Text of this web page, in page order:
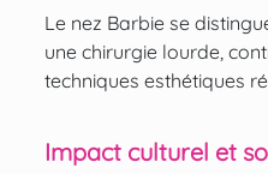
Le nez Barbie se
une chirurgie lourde,
techniques esthétiques
Impact culturel et